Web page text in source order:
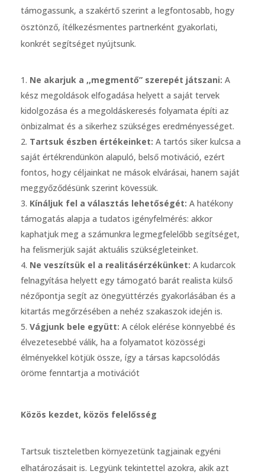
támogassunk, a szakértő szerint a legfontosabb, hogy
ösztönző, ítélkezésmentes partnerként gyakorlati,
konkrét segítséget nyújtsunk.
Ne akarjuk a ,,megmentő” szerepét játszani: A
kész megoldások elfogadása helyett a saját tervek
kidolgozása és a megoldáskeresés folyamata építi az
önbizalmat és a sikerhez szükséges eredményességet.
Tartsuk észben értékeinket: A tartós siker kulcsa a
saját értékrendünkön alapuló, belső motiváció, ezért
fontos, hogy céljainkat ne mások elvárásai, hanem saját
meggyőződésünk szerint kövessük.
Kínáljuk fel a választás lehetőségét: A hatékony
támogatás alapja a tudatos igényfelmérés: akkor
kaphatjuk meg a számunkra legmegfelelőbb segítséget,
ha felismerjük saját aktuális szükségleteinket.
Ne veszítsük el a realitásérzékünket: A kudarcok
felnagyítása helyett egy támogató barát realista külső
nézőpontja segít az önegyüttérzés gyakorlásában és a
kitartás megőrzésében a nehéz szakaszok idején is.
Vágjunk bele együtt: A célok elérése könnyebbé és
élvezetesebbé válik, ha a folyamatot közösségi
élményekkel kötjük össze, így a társas kapcsolódás
öröme fenntartja a motivációt
Közös kezdet, közös felelősség
Tartsuk tiszteletben környezetünk tagjainak egyéni
elhatározásait is. Legyünk tekintettel azokra, akik azt